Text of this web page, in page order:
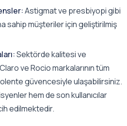
Astigmat ve presbiyopi gibi
sahip müşteriler için geliştirilmiş
Sektörde kalitesi ve
ve Rocio markalarının tüm
güvencesiyle ulaşabilirsiniz.
hem de son kullanıcılar
edilmektedir.